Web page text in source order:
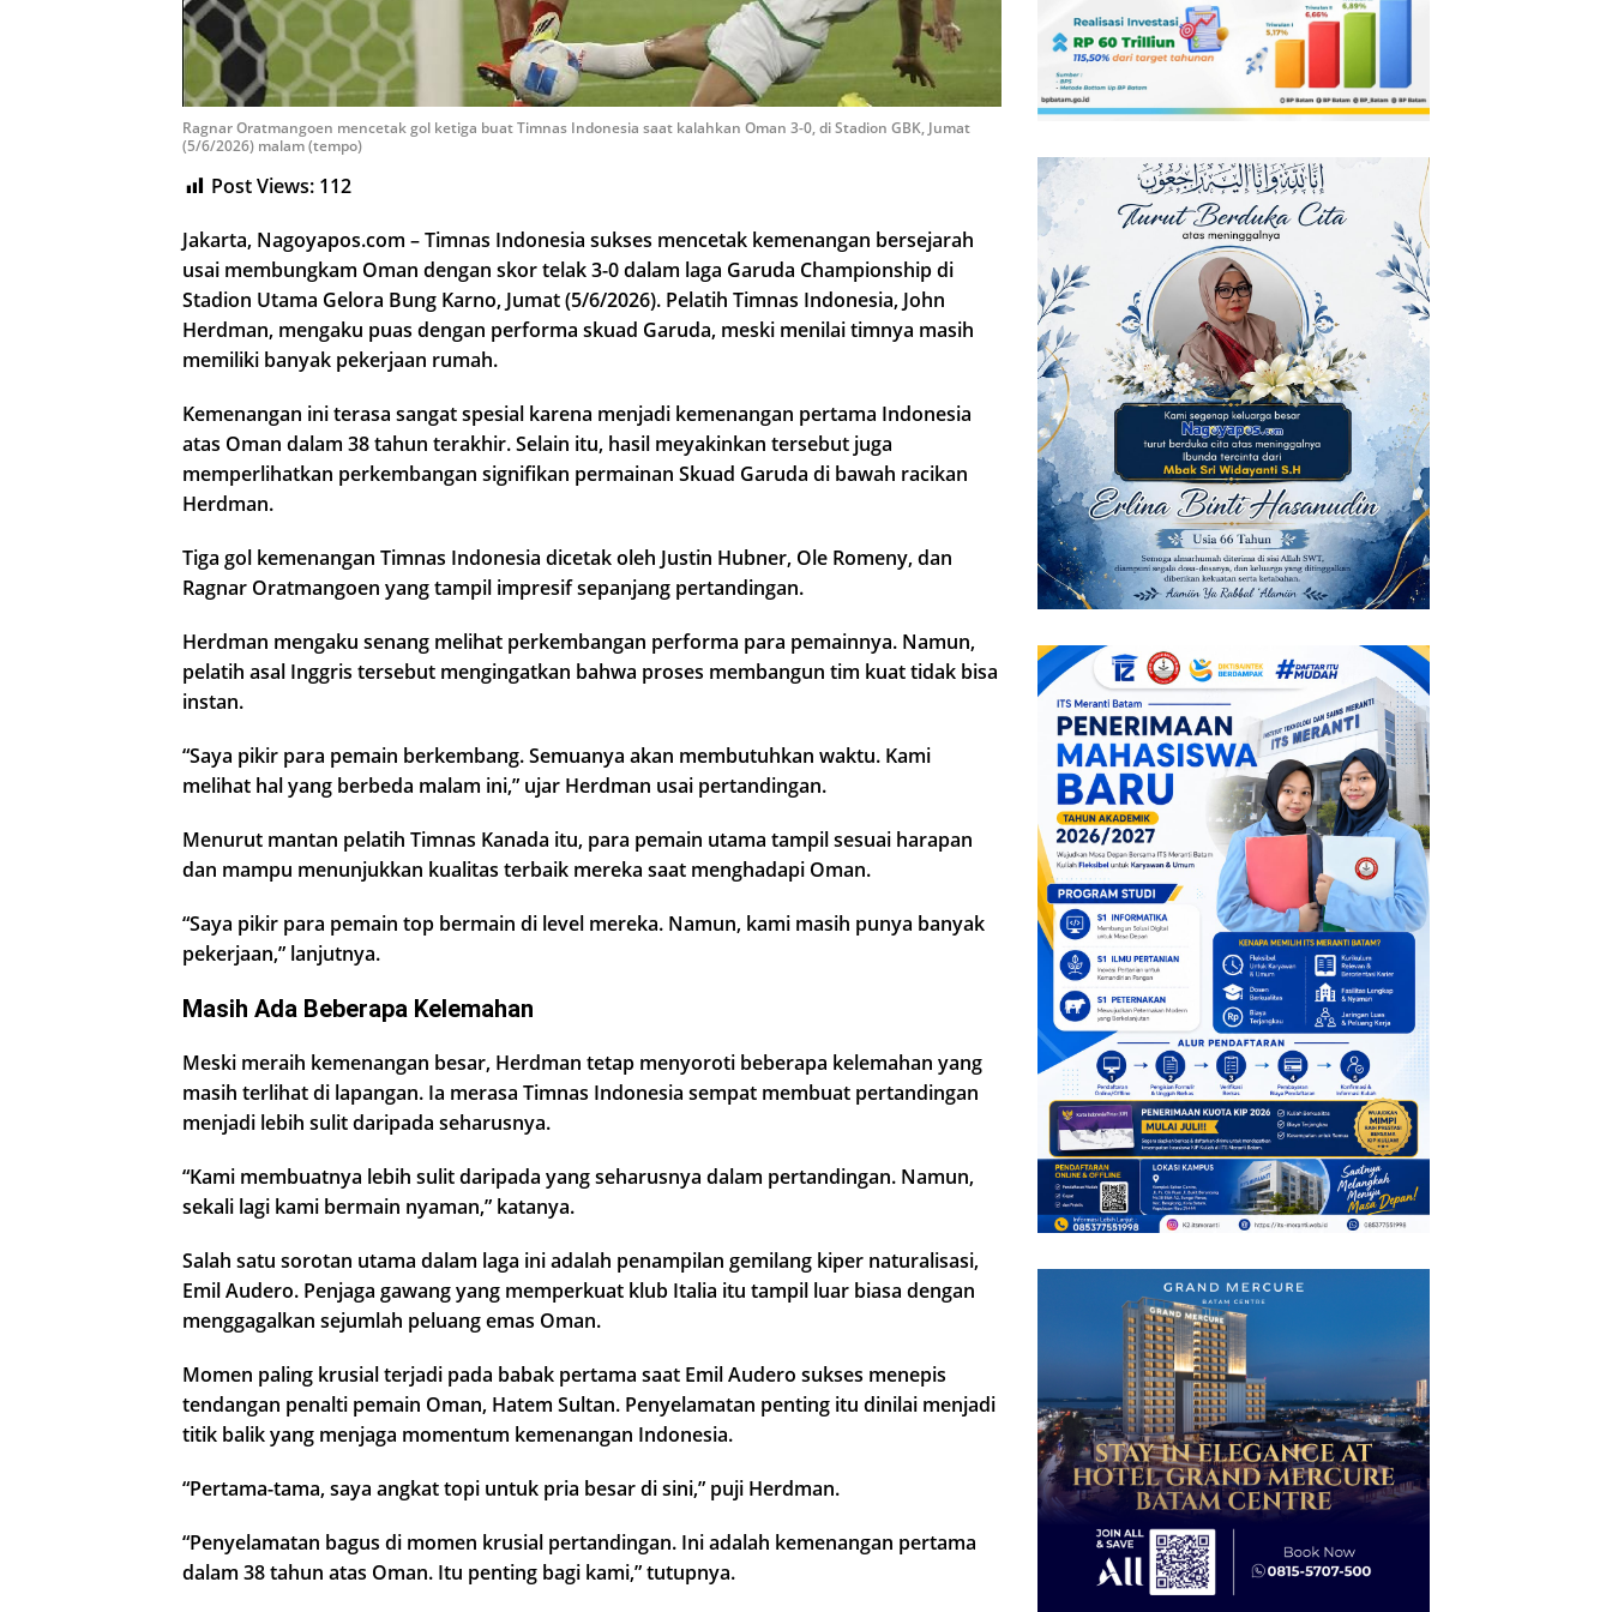
Ragnar Oratmangoen mencetak gol ketiga buat Timnas Indonesia saat kalahkan Oman 3-0, di Stadion GBK, Jumat
(5/6/2026) malam (tempo)
Post Views: 112
Jakarta, Nagoyapos.com – Timnas Indonesia sukses mencetak kemenangan bersejarah
usai membungkam Oman dengan skor telak 3-0 dalam laga Garuda Championship di
Stadion Utama Gelora Bung Karno, Jumat (5/6/2026). Pelatih Timnas Indonesia, John
Herdman, mengaku puas dengan performa skuad Garuda, meski menilai timnya masih
memiliki banyak pekerjaan rumah.
Kemenangan ini terasa sangat spesial karena menjadi kemenangan pertama Indonesia
atas Oman dalam 38 tahun terakhir. Selain itu, hasil meyakinkan tersebut juga
memperlihatkan perkembangan signifikan permainan Skuad Garuda di bawah racikan
Herdman.
Tiga gol kemenangan Timnas Indonesia dicetak oleh Justin Hubner, Ole Romeny, dan
Ragnar Oratmangoen yang tampil impresif sepanjang pertandingan.
Herdman mengaku senang melihat perkembangan performa para pemainnya. Namun,
pelatih asal Inggris tersebut mengingatkan bahwa proses membangun tim kuat tidak bisa
instan.
“Saya pikir para pemain berkembang. Semuanya akan membutuhkan waktu. Kami
melihat hal yang berbeda malam ini,” ujar Herdman usai pertandingan.
Menurut mantan pelatih Timnas Kanada itu, para pemain utama tampil sesuai harapan
dan mampu menunjukkan kualitas terbaik mereka saat menghadapi Oman.
“Saya pikir para pemain top bermain di level mereka. Namun, kami masih punya banyak
pekerjaan,” lanjutnya.
Masih Ada Beberapa Kelemahan
Meski meraih kemenangan besar, Herdman tetap menyoroti beberapa kelemahan yang
masih terlihat di lapangan. Ia merasa Timnas Indonesia sempat membuat pertandingan
menjadi lebih sulit daripada seharusnya.
“Kami membuatnya lebih sulit daripada yang seharusnya dalam pertandingan. Namun,
sekali lagi kami bermain nyaman,” katanya.
Salah satu sorotan utama dalam laga ini adalah penampilan gemilang kiper naturalisasi,
Emil Audero. Penjaga gawang yang memperkuat klub Italia itu tampil luar biasa dengan
menggagalkan sejumlah peluang emas Oman.
Momen paling krusial terjadi pada babak pertama saat Emil Audero sukses menepis
tendangan penalti pemain Oman, Hatem Sultan. Penyelamatan penting itu dinilai menjadi
titik balik yang menjaga momentum kemenangan Indonesia.
“Pertama-tama, saya angkat topi untuk pria besar di sini,” puji Herdman.
“Penyelamatan bagus di momen krusial pertandingan. Ini adalah kemenangan pertama
dalam 38 tahun atas Oman. Itu penting bagi kami,” tutupnya.